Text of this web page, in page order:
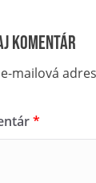
Putovanie sa
Dátum:
komentár
mailová
*